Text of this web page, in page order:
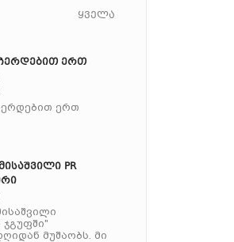
ყველა
ერთ
ერთ
PR
მუშაობს. მი